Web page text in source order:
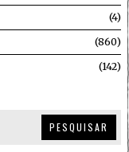
4
860
142
PESQUISAR